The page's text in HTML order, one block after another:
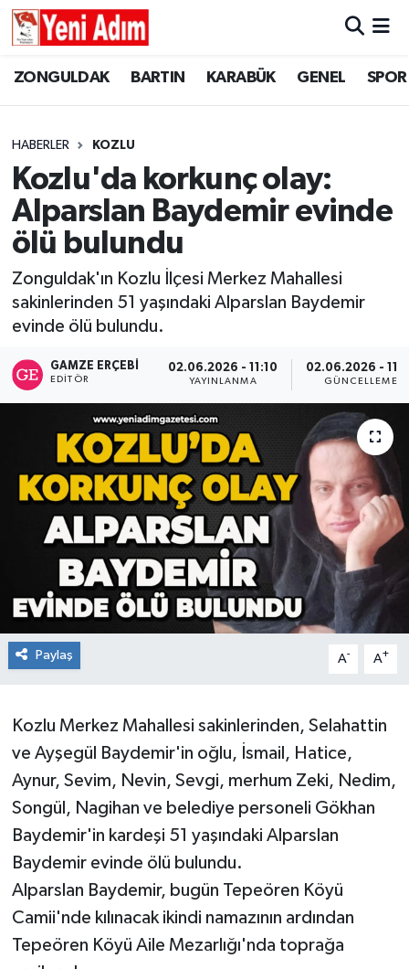
ZONGULDAK BARTIN KARABÜK GENEL SPOR
HABERLER KOZLU
Kozlu'da korkunç olay:
Alparslan Baydemir evinde
ölü bulundu
Zonguldak'ın Kozlu İlçesi Merkez Mahallesi
sakinlerinden 51 yaşındaki Alparslan Baydemir
evinde ölü bulundu.
GAMZE ERÇEBI
EDITÖR
02.06.2026 - 11:10
YAYINLANMA
02.06.2026 -
GÜNCELLEME
Paylaş A- A+
Kozlu Merkez Mahallesi sakinlerinden, Selahattin
ve Ayşegül Baydemir'in oğlu, İsmail, Hatice,
Aynur, Sevim, Nevin, Sevgi, merhum Zeki, Nedim,
Songül, Nagihan ve belediye personeli Gökhan
Baydemir'in kardeşi 51 yaşındaki Alparslan
Baydemir evinde ölü bulundu.
Alparslan Baydemir, bugün Tepeören Köyü
Camii'nde kılınacak ikindi namazının ardından
Tepeören Köyü Aile Mezarlığı'nda toprağa
ZONGULDAK
GÜNCEL
SİYASET
RESMİ İLAN
ZONGULDAK
GENEL
SPOR
SİYASET
RESMİ İLAN
Künye
Zonguldak Hava Durumu
Tüm Manşetler
Son Dakika Haberleri
Haber Arşivi